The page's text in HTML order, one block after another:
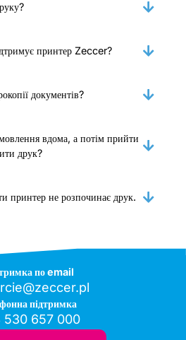
принтер Zeccer?
документів?
вдома, а потім прийти
друк?
принтер не розпочинає друк.
по email
підтримка
530 657 000